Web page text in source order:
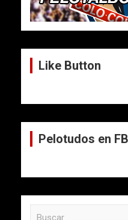
Like Button
Pelotudos en FB